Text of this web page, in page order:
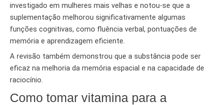
investigado em mulheres mais velhas e notou-se que a
suplementação melhorou significativamente algumas
funções cognitivas, como fluência verbal, pontuações de
memória e aprendizagem eficiente.
A revisão também demonstrou que a substância pode ser
eficaz na melhoria da memória espacial e na capacidade de
raciocínio.
Como tomar vitamina para a